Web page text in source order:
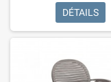
DÉTAILS